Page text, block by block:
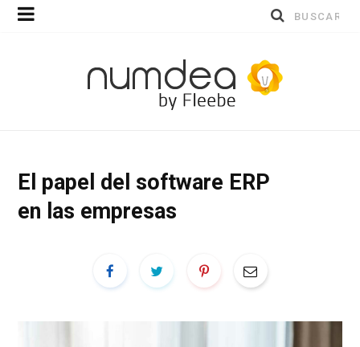
Buscar
El papel del software ERP
en las empresas